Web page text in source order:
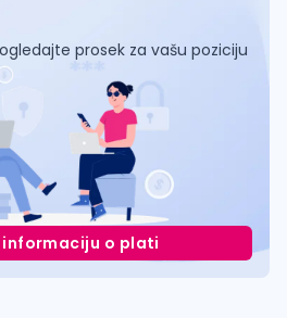
prosek za vašu poziciju
o plati